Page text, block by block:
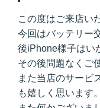
この度はご来店い
今回はバッテリー
後iPhone様子はい
その後問題なくご
また当店のサービ
も嬉しく思います。